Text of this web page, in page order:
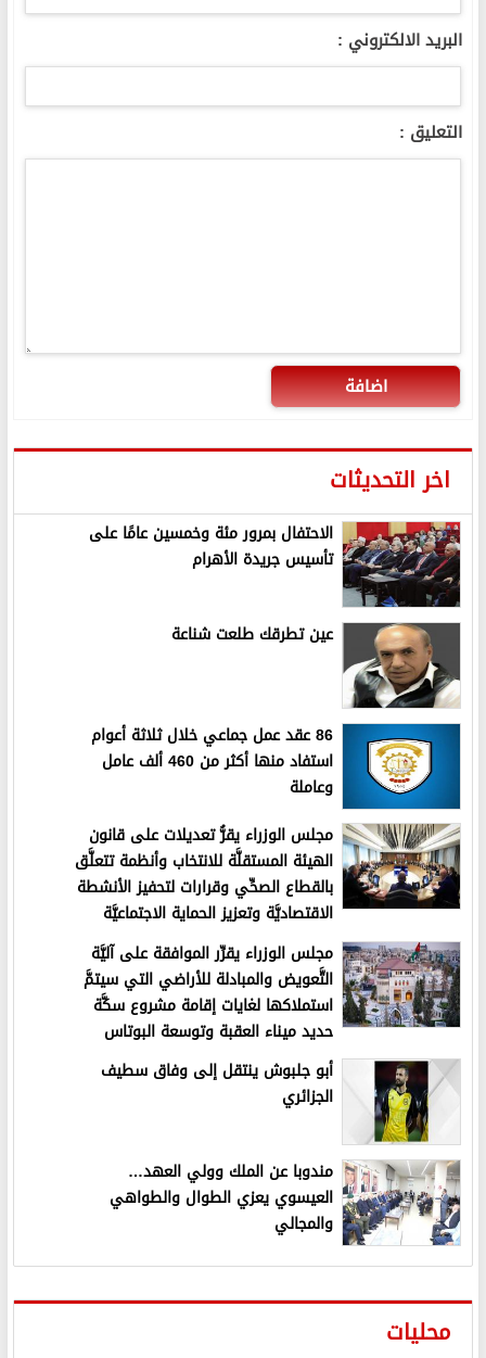
البريد الالكتروني :
التعليق :
اضافة
اخر التحديثات
الاحتفال بمرور مئة وخمسين عامًا على
تأسيس جريدة الأهرام
عين تطرقك طلعت شناعة
86 عقد عمل جماعي خلال ثلاثة أعوام
استفاد منها أكثر من 460 ألف عامل
وعاملة
مجلس الوزراء يقرُّ تعديلات على قانون
الهيئة المستقلَّة للانتخاب وأنظمة تتعلَّق
بالقطاع الصحِّي وقرارات لتحفيز الأنشطة
الاقتصاديَّة وتعزيز الحماية الاجتماعيَّة
مجلس الوزراء يقرِّر الموافقة على آليَّة
التَّعويض والمبادلة للأراضي التي سيتمَّ
استملاكها لغايات إقامة مشروع سكَّة
حديد ميناء العقبة وتوسعة البوتاس
أبو جلبوش ينتقل إلى وفاق سطيف
الجزائري
مندوبا عن الملك وولي العهد…
العيسوي يعزي الطوال والطواهي
والمجالي
محليات